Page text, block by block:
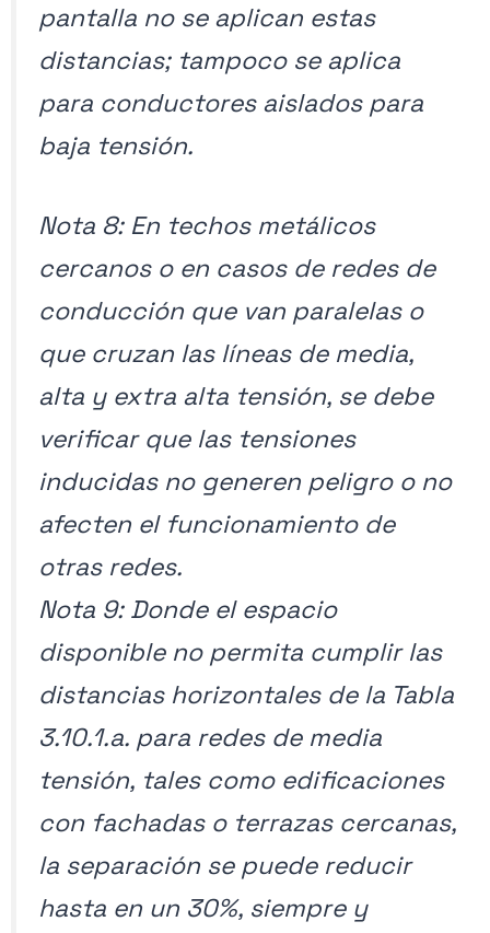
pantalla no se aplican estas
distancias; tampoco se aplica
para conductores aislados para
baja tensión.
Nota 8: En techos metálicos
cercanos o en casos de redes de
conducción que van paralelas o
que cruzan las líneas de media,
alta y extra alta tensión, se debe
verificar que las tensiones
inducidas no generen peligro o no
afecten el funcionamiento de
otras redes.
Nota 9: Donde el espacio
disponible no permita cumplir las
distancias horizontales de la Tabla
3.10.1.a. para redes de media
tensión, tales como edificaciones
con fachadas o terrazas cercanas,
la separación se puede reducir
hasta en un 30%, siempre y